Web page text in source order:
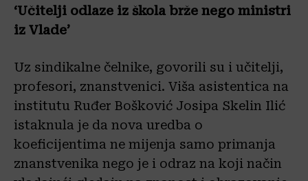
‘Učitelji odlaze iz škola brže nego ministri
iz Vlade’
Uz sindikalne čelnike, govorili su i učitelji,
profesori, znanstvenici. Viša asistentica na
institutu Ruđer Bošković Josipa Skelin Ilić
istaknula je da nova uredba o
koeficijentima ne mijenja samo primanja
znanstvenika nego je i odraz na koji način